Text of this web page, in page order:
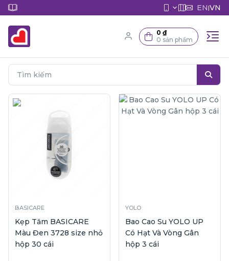
EN|VN
0 ₫
0 sản phẩm
BASICARE
Kẹp Tăm BASICARE
Màu Đen 3728 size nhỏ
hộp 30 cái
YOLO
Bao Cao Su YOLO UP
Có Hạt Và Vòng Gân
hộp 3 cái